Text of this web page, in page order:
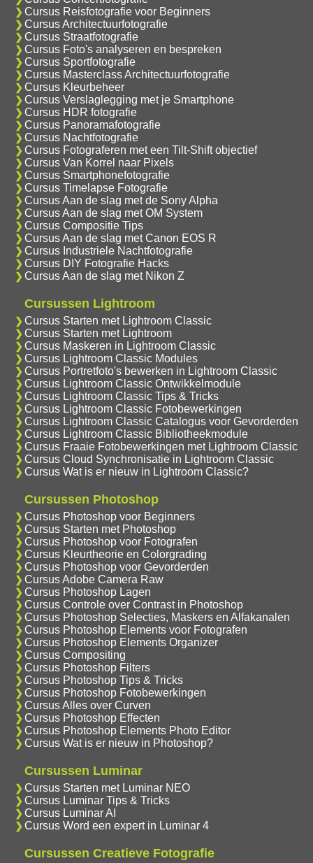
Cursus Reisfotografie voor Beginners
Cursus Architectuurfotografie
Cursus Straatfotografie
Cursus Foto's analyseren en bespreken
Cursus Sportfotografie
Cursus Masterclass Architectuurfotografie
Cursus Kleurbeheer
Cursus Verslaglegging met je Smartphone
Cursus HDR fotografie
Cursus Panoramafotografie
Cursus Nachtfotografie
Cursus Fotograferen met een Tilt-Shift objectief
Cursus Van Korrel naar Pixels
Cursus Smartphonefotografie
Cursus Timelapse Fotografie
Cursus Aan de slag met de Sony Alpha
Cursus Aan de slag met OM System
Cursus Compositie Tips
Cursus Aan de slag met Canon EOS R
Cursus Industriele Nachtfotografie
Cursus DIY Fotografie Hacks
Cursus Aan de slag met Nikon Z
Cursussen Lightroom
Cursus Starten met Lightroom Classic
Cursus Starten met Lightroom
Cursus Maskeren in Lightroom Classic
Cursus Lightroom Classic Modules
Cursus Portretfoto's bewerken in Lightroom Classic
Cursus Lightroom Classic Ontwikkelmodule
Cursus Lightroom Classic Tips & Tricks
Cursus Lightroom Classic Fotobewerkingen
Cursus Lightroom Classic Catalogus voor Gevorderden
Cursus Lightroom Classic Bibliotheekmodule
Cursus Fraaie Fotobewerkingen met Lightroom Classic
Cursus Cloud Synchronisatie in Lightroom Classic
Cursus Wat is er nieuw in Lightroom Classic?
Cursussen Photoshop
Cursus Photoshop voor Beginners
Cursus Starten met Photoshop
Cursus Photoshop voor Fotografen
Cursus Kleurtheorie en Colorgrading
Cursus Photoshop voor Gevorderden
Cursus Adobe Camera Raw
Cursus Photoshop Lagen
Cursus Controle over Contrast in Photoshop
Cursus Photoshop Selecties, Maskers en Alfakanalen
Cursus Photoshop Elements voor Fotografen
Cursus Photoshop Elements Organizer
Cursus Compositing
Cursus Photoshop Filters
Cursus Photoshop Tips & Tricks
Cursus Photoshop Fotobewerkingen
Cursus Alles over Curven
Cursus Photoshop Effecten
Cursus Photoshop Elements Photo Editor
Cursus Wat is er nieuw in Photoshop?
Cursussen Luminar
Cursus Starten met Luminar NEO
Cursus Luminar Tips & Tricks
Cursus Luminar AI
Cursus Word een expert in Luminar 4
Cursussen Creatieve Fotografie